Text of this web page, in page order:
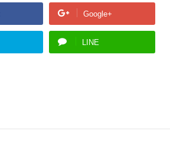
Google+
LINE